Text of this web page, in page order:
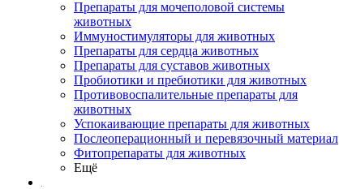
Препараты для мочеполовой системы
животных
Иммуностимуляторы для животных
Препараты для сердца животных
Препараты для суставов животных
Пробиотики и пребиотики для животных
Противовоспалительные препараты для
животных
Успокаивающие препараты для животных
Послеоперационный и перевязочный материал
Фитопрепараты для животных
Ещё